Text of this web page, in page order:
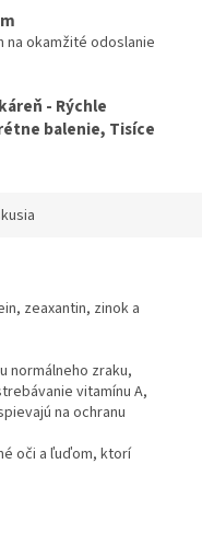
na okamžité odoslanie
- Rýchle
balenie, Tisíce
zeaxantin, zinok a
normálneho zraku,
vitamínu A,
na ochranu
oči a ľuďom, ktorí